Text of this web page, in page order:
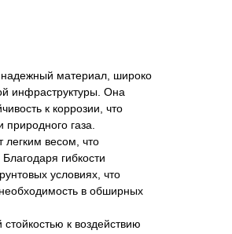
материал, широко
инфраструктуры. Она
к коррозии, что
газа.
легким весом, что
гибкости
условиях, что
в обширных
к воздействию